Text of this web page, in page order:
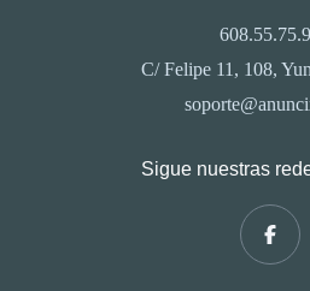
C/ Felipe 11, 108,
Sigue nuestras